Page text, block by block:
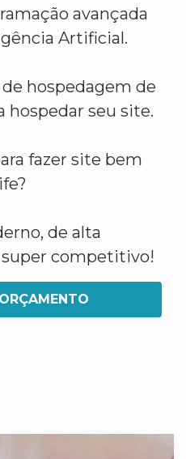
avançada
Artificial.
hospedagem de
hospedar seu site.
fazer site bem
de alta
super competitivo!